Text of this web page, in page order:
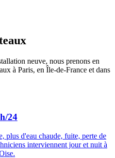
neuve, nous prenons en
à Paris, en Île-de-France et dans
24
plus d'eau chaude, fuite, perte de
interviennent jour et nuit à